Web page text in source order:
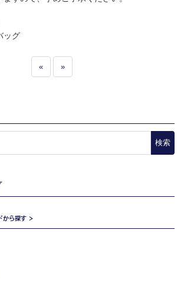
ッグ
« »